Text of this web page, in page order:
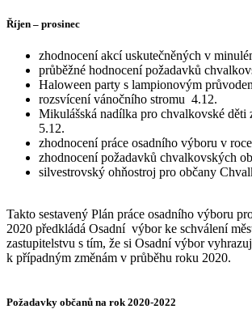
Říjen – prosinec
zhodnocení akcí uskutečněných v
průběžné hodnocení požadavků
Haloween party s lampionovým
rozsvícení vánočního stromu 4.12.
Mikulášská nadílka pro chvalkovské děti
5.12.
zhodnocení práce osadního výboru v
zhodnocení požadavků chvalkovských
silvestrovský ohňostroj pro občany
Takto sestavený Plán práce osadního výboru
2020 předkládá Osadní výbor ke schválení
zastupitelstvu s tím, že si Osadní výbor
k případným změnám v průběhu roku 2020.
Požadavky občanů na rok 2020-2022